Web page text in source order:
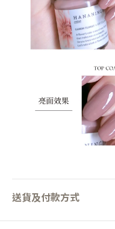
送貨及付款方式